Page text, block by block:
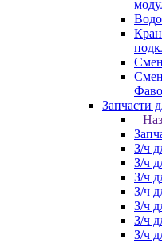
Запчасти
З/ч
З/ч
З/ч
З/ч
З/ч
З/ч
З/ч